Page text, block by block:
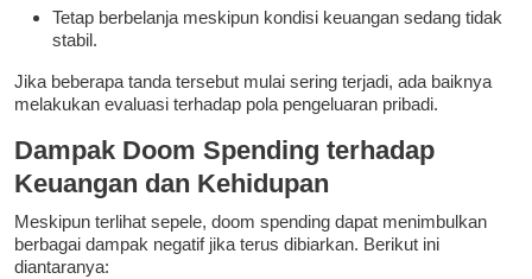
Tetap berbelanja meskipun kondisi keuangan sedang tidak
stabil.
Jika beberapa tanda tersebut mulai sering terjadi, ada baiknya
melakukan evaluasi terhadap pola pengeluaran pribadi.
Dampak Doom Spending terhadap
Keuangan dan Kehidupan
Meskipun terlihat sepele, doom spending dapat menimbulkan
berbagai dampak negatif jika terus dibiarkan. Berikut ini
diantaranya: